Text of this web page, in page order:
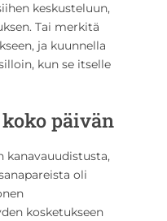
keskusteluun,
Tai merkitä
ja kuunnella
kun se itselle
päivän
kanavauudistusta,
oli
kosketukseen